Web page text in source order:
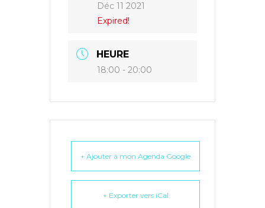
Déc 11 2021
Expired!
HEURE
18:00 - 20:00
+ Ajouter à mon Agenda Google
+ Exporter vers iCal